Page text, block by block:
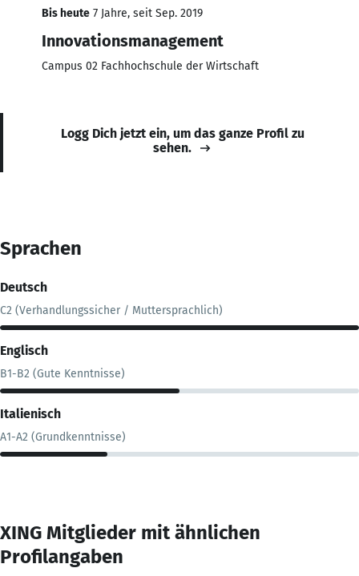
Bis heute 7 Jahre, seit Sep. 2019
Innovationsmanagement
Campus 02 Fachhochschule der Wirtschaft
Logg Dich jetzt ein, um das ganze Profil zu
sehen.
Sprachen
Deutsch
C2 (Verhandlungssicher / Muttersprachlich)
Englisch
B1-B2 (Gute Kenntnisse)
Italienisch
A1-A2 (Grundkenntnisse)
XING Mitglieder mit ähnlichen
Profilangaben